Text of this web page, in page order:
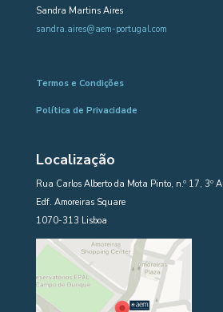
Sandra Martins Aires
sandra.aires@aem-portugal.com
Termos e Condições
Política de Privacidade
Localização
Rua Carlos Alberto da Mota Pinto, n.º 17, 3º A
Edf. Amoreiras Square
1070-313 Lisboa